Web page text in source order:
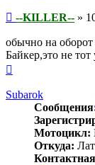
Сообщение
--KILLER-- »
обычно на оборот
Байкер,это не
началу
Subarok
Мотоцикл:
Откуда: